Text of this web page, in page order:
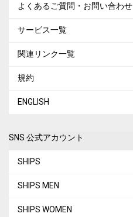
よくあるご質問・お問い合わせ
サービス一覧
関連リンク一覧
規約
ENGLISH
SNS 公式アカウント
SHIPS
SHIPS MEN
SHIPS WOMEN